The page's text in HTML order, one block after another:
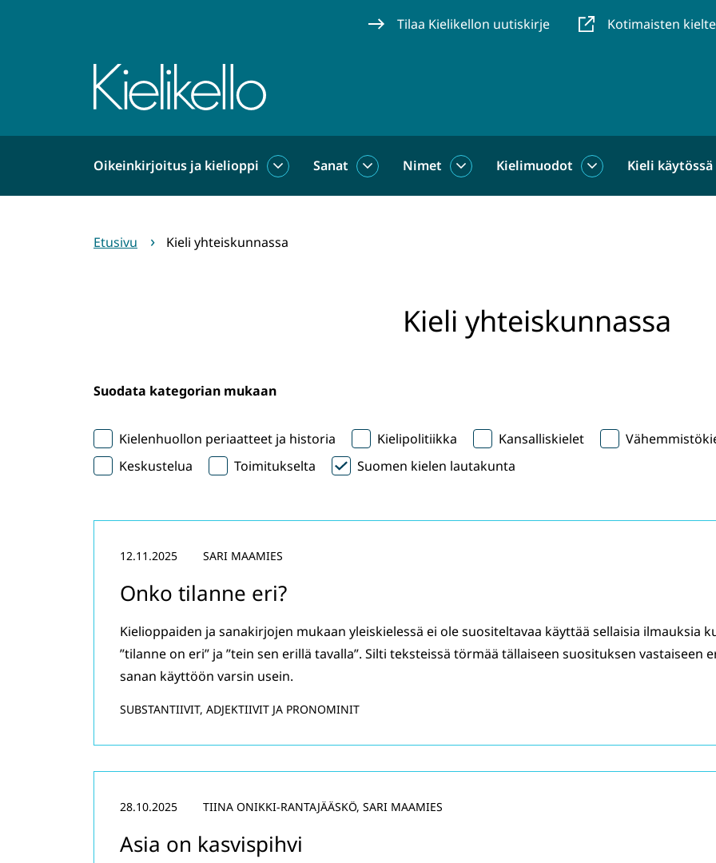
Tilaa Kielikellon uutiskirje Kotimaisten
Etusivu
Oikeinkirjoitus ja kielioppi
Oikeinkirjoitus
Sanat
Sanat
Nimet
NimetKielimuodot
KielimuodotKieli käytössä
Etusivu Kieli yhteiskunnassa
Kieli yhteiskunnassa
Suodata kategorian mukaan
Kielenhuollon periaatteet ja historia Kielipolitiikka Kansalliskielet
Keskustelua
Toimitukselta Suomen kielen lautakunta
Onko tilanne eri?
12.11.2025 SARI MAAMIES
Kielioppaiden ja sanakirjojen mukaan yleiskielessä ei ole suositeltavaa käyttää sellaisia ilmauksia
”tilanne on eri” ja ”tein sen erillä tavalla”. Silti teksteissä törmää tällaiseen suosituksen vastaiseen
sanan käyttöön varsin usein.
SUBSTANTIIVIT, ADJEKTIIVIT JA PRONOMINIT
Asia on kasvispihvi
28.10.2025 TIINA ONIKKI-RANTAJÄÄSKÖ, SARI MAAMIES